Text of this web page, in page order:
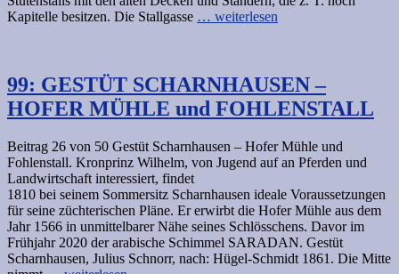
Kapitelle besitzen. Die Stallgasse … weiterlesen
99: GESTÜT SCHARNHAUSEN –
HOFER MÜHLE und FOHLENSTALL
Beitrag 26 von 50 Gestüt Scharnhausen – Hofer Mühle und
Fohlenstall. Kronprinz Wilhelm, von Jugend auf an Pferden und
Landwirtschaft interessiert, findet
1810 bei seinem Sommersitz Scharnhausen ideale Voraussetzungen
für seine züchterischen Pläne. Er erwirbt die Hofer Mühle aus dem
Jahr 1566 in unmittelbarer Nähe seines Schlösschens. Davor im
Frühjahr 2020 der arabische Schimmel SARADAN. Gestüt
Scharnhausen, Julius Schnorr, nach: Hügel-Schmidt 1861. Die Mitte